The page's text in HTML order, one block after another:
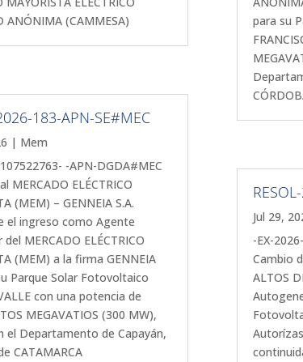
ANÓNIMA (CAMMESA)
183-APN-SE#MEC
| Mem
-APN-DGDA#MEC
MERCADO ELÉCTRICO
(MEM) – GENNEIA S.A.
el ingreso como Agente
MERCADO ELÉCTRICO
(MEM) a la firma GENNEIA
Parque Solar Fotovoltaico
con una potencia de
MEGAVATIOS (300 MW),
el Departamento de Capayán,
CATAMARCA
para su
Jul 29,
-EX-
Cambio
ALTOS